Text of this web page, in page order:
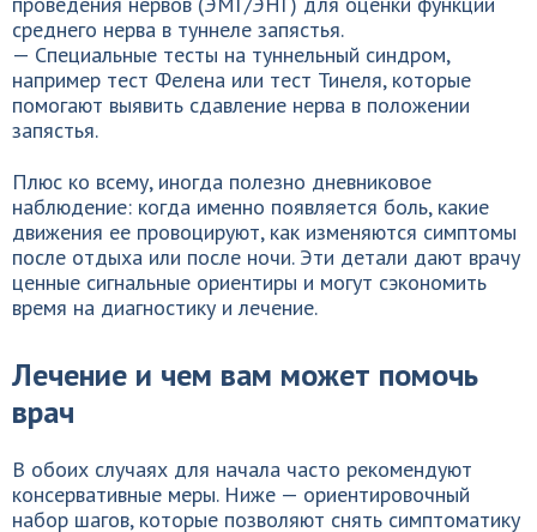
среднего нерва в туннеле запястья.
— Специальные тесты на туннельный синдром,
например тест Фелена или тест Тинеля, которые
помогают выявить сдавление нерва в положении
запястья.
Плюс ко всему, иногда полезно дневниковое
наблюдение: когда именно появляется боль, какие
движения ее провоцируют, как изменяются симптомы
после отдыха или после ночи. Эти детали дают врачу
ценные сигнальные ориентиры и могут сэкономить
время на диагностику и лечение.
Лечение и чем вам может помочь
врач
В обоих случаях для начала часто рекомендуют
консервативные меры. Ниже — ориентировочный
набор шагов, которые позволяют снять симптоматику